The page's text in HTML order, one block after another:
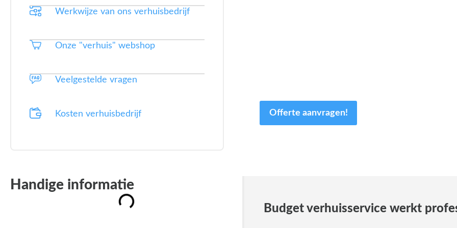
Werkwijze van ons verhuisbedrijf
Onze "verhuis" webshop
Veelgestelde vragen
Kosten verhuisbedrijf Offerte aanvragen!
Handige informatie
Budget verhuisservice werkt